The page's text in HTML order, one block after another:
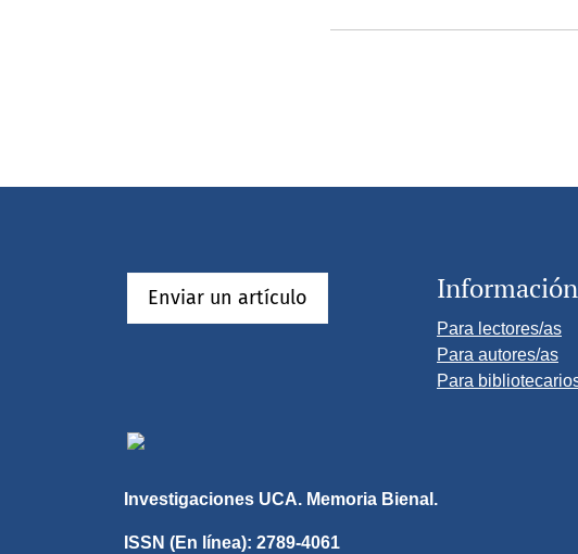
Enviar un artículo Información
Para lectores/as
Para autores/as
Para
Investigaciones UCA. Memoria Bienal.
ISSN (En línea): 2789-4061